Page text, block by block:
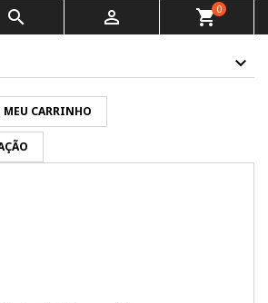
  shopping_cart0
MEU CARRINHO